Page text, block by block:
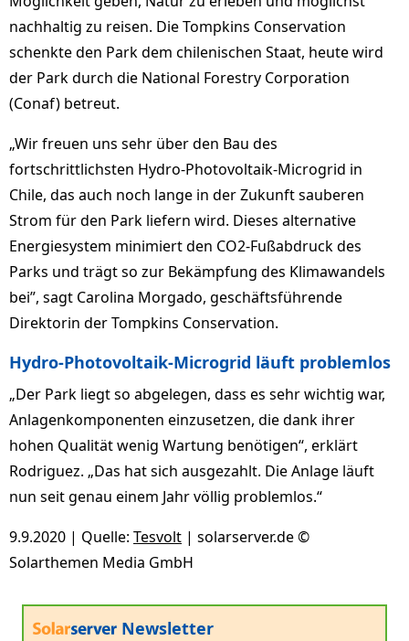
nachhaltig zu reisen. Die Tompkins Conservation
schenkte den Park dem chilenischen Staat, heute wird
der Park durch die National Forestry Corporation
(Conaf) betreut.
„Wir freuen uns sehr über den Bau des
fortschrittlichsten Hydro-Photovoltaik-Microgrid in
Chile, das auch noch lange in der Zukunft sauberen
Strom für den Park liefern wird. Dieses alternative
Energiesystem minimiert den CO2-Fußabdruck des
Parks und trägt so zur Bekämpfung des Klimawandels
bei”, sagt Carolina Morgado, geschäftsführende
Direktorin der Tompkins Conservation.
Hydro-Photovoltaik-Microgrid läuft problemlos
„Der Park liegt so abgelegen, dass es sehr wichtig war,
Anlagenkomponenten einzusetzen, die dank ihrer
hohen Qualität wenig Wartung benötigen“, erklärt
Rodriguez. „Das hat sich ausgezahlt. Die Anlage läuft
nun seit genau einem Jahr völlig problemlos.“
9.9.2020 | Quelle: Tesvolt | solarserver.de ©
Solarthemen Media GmbH
Newsletter